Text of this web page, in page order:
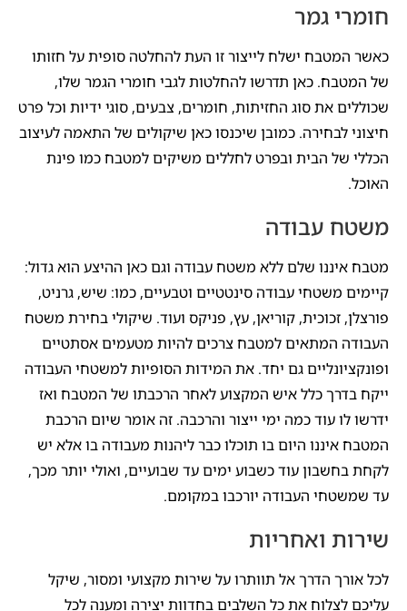
חומרי גמר
כאשר המטבח ישלח לייצור זו העת להחלטה סופית על חזותו
של המטבח. כאן תדרשו להחלטות לגבי חומרי הגמר שלו,
שכוללים את סוג החזיתות, חומרים, צבעים, סוגי ידיות וכל פרט
חיצוני לבחירה. כמובן שיכנסו כאן שיקולים של התאמה לעיצוב
הכללי של הבית ובפרט לחללים משיקים למטבח כמו פינת
האוכל.
משטח עבודה
מטבח איננו שלם ללא משטח עבודה וגם כאן ההיצע הוא גדול:
קיימים משטחי עבודה סינטטיים וטבעיים, כמו: שיש, גרניט,
פורצלן, זכוכית, קוריאן, עץ, פניקס ועוד. שיקולי בחירת משטח
העבודה המתאים למטבח צרכים להיות מטעמים אסתטיים
ופונקציונליים גם יחד. את המידות הסופיות למשטחי העבודה
ייקח בדרך כלל איש המקצוע לאחר הרכבתו של המטבח ואז
ידרשו לו עוד כמה ימי ייצור והרכבה. זה אומר שיום הרכבת
המטבח איננו היום בו תוכלו כבר ליהנות מעבודה בו אלא יש
לקחת בחשבון עוד כשבוע ימים עד שבועיים, ואולי יותר מכך,
עד שמשטחי העבודה יורכבו במקומם.
שירות ואחריות
לכל אורך הדרך אל תוותרו על שירות מקצועי ומסור, שיקל
עליכם לצלוח את כל השלבים בחדוות יצירה ומענה לכל